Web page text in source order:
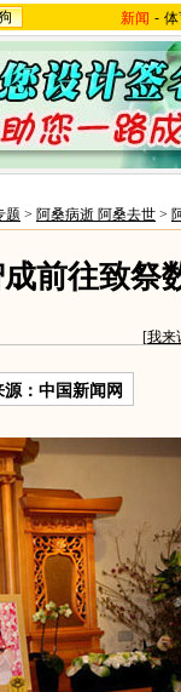
新闻 -
题 > 阿桑病逝 阿桑去世 >
前往致祭
[我来
源：中国新闻网